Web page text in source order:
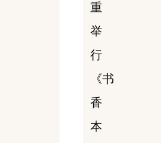
重
举
行
《书
香
本